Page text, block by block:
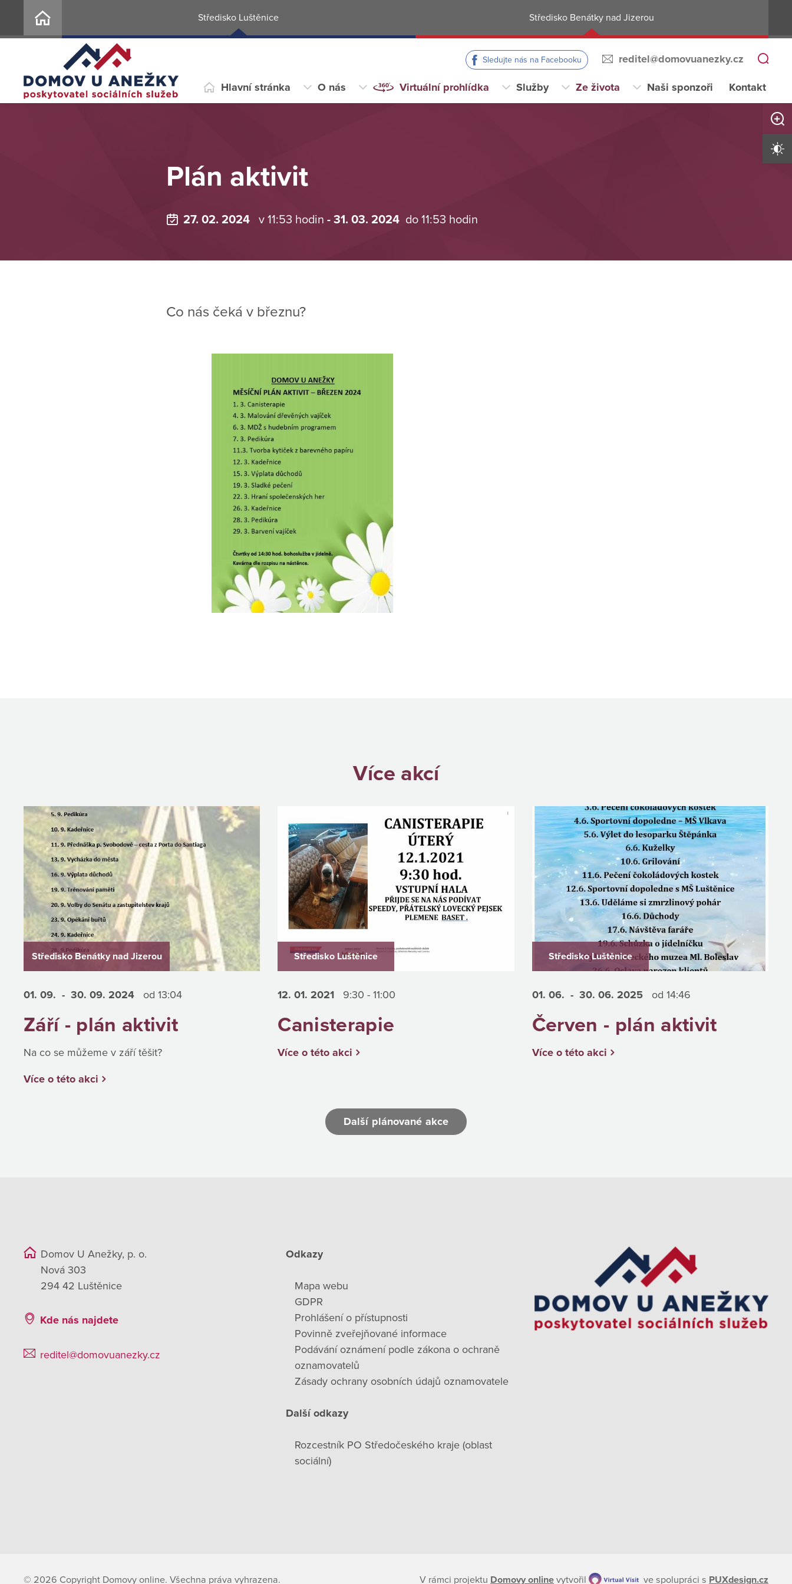
Středisko Luštěnice Středisko Benátky nad Jizerou
Sledujte nás na Facebooku reditel@domovuanezky.cz
Hlavní stránka O nás Virtuální prohlídka Služby Ze života Naši sponzoři Kontakt
Plán aktivit
27. 02. 2024 v 11:53 hodin - 31. 03. 2024 do 11:53 hodin
Co nás čeká v březnu?
Více akcí
Středisko Benátky nad Jizerou
01. 09. - 30. 09. 2024 od 13:04
Září - plán aktivit
Na co se můžeme v září těšit?
Více o této akci
Středisko Luštěnice
12. 01.2021 9:30 - 11:00
Canisterapie
Více o této akci
Středisko Luštěnice
01. 06. - 30. 06. 2025 od 14:46
Červen - plán aktivit
Více o této akci
Další plánované akce
Domov U Anežky, p. o.
Nová 303
294 42 Luštěnice
Kde nás najdete
reditel@domovuanezky.cz
Odkazy
Mapa webu
GDPR
Prohlášení o přístupnosti
Povinně zveřejňované informace
Podávání oznámení podle zákona o ochraně
oznamovatelů
Zásady ochrany osobních údajů oznamovatele
Další odkazy
Rozcestník PO Středočeského kraje (oblast
sociální)
© 2026 Copyright Domovy online. Všechna práva vyhrazena. V rámci projektu Domovy online vytvořil ve spolupráci s PUXdesign.cz